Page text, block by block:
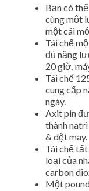
Bạn có
cùng một
một cái
Tái chế
đủ năng
20 giờ,
Tái chế
cung cấp
ngày.
Axit pin
thành
& dệt may.
Tái chế
loại của
carbon
Một